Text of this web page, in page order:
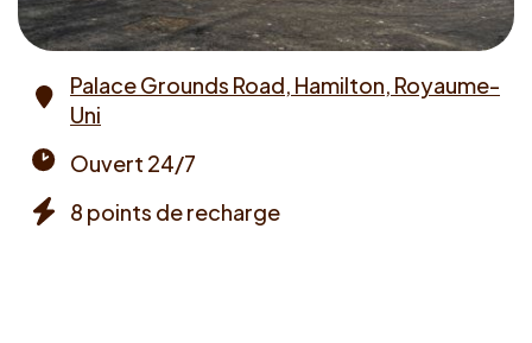
Address
Palace Grounds Road, Hamilton, Royaume-
Uni
times
Ouvert 24/7
8 points de recharge